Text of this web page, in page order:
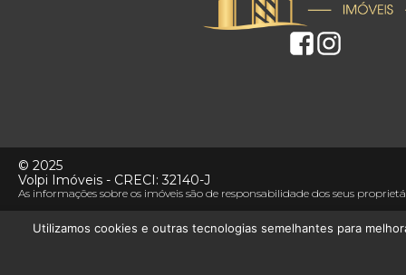
© 2025
Volpi Imóveis - CRECI:32140-J
As informações sobre os imóveis são de responsabilidade dos seus
Utilizamos cookies e outras tecnologias semelhantes para